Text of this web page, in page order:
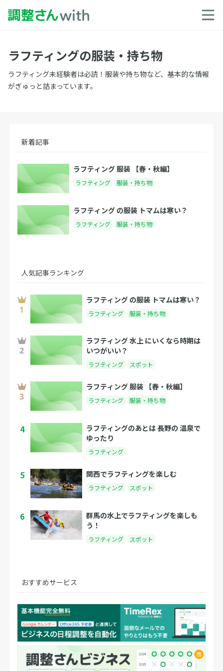
ラフティングの服装・持ち物
ラフティング未経験者は必読！服装や持ち物など、基本的な情報
がぎゅっと詰まっています。
新着記事
ラフティング 服装 【春・秋編】
ラフティング 服装・持ち物
ラフティング の服装 トマムは寒い？
ラフティング 服装・持ち物
人気記事ランキング
ラフティング の服装 トマムは寒い？
ラフティング 服装・持ち物
ラフティング 水上 にいくなら時期は
いつがいい？
ラフティング スポット
ラフティング 服装 【春・秋編】
ラフティング 服装・持ち物
4
ラフティングのあとは 長野の 温泉で
ゆったり
ラフティング
5 関西でラフティングを楽しむ
ラフティング スポット
6
群馬の水上でラフティングを楽しも
う！
ラフティング スポット
おすすめサービス